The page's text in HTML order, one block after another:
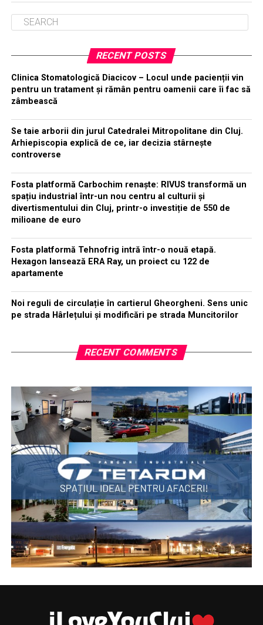
RECENT POSTS
Clinica Stomatologică Diacicov – Locul unde pacienții vin
pentru un tratament și rămân pentru oamenii care îi fac să
zâmbească
Se taie arborii din jurul Catedralei Mitropolitane din Cluj.
Arhiepiscopia explică de ce, iar decizia stârnește
controverse
Fosta platformă Carbochim renaște: RIVUS transformă un
spațiu industrial într-un nou centru al culturii și
divertismentului din Cluj, printr-o investiție de 550 de
milioane de euro
Fosta platformă Tehnofrig intră într-o nouă etapă.
Hexagon lansează ERA Ray, un proiect cu 122 de
apartamente
Noi reguli de circulație în cartierul Gheorgheni. Sens unic
pe strada Hârlețului și modificări pe strada Muncitorilor
RECENT COMMENTS